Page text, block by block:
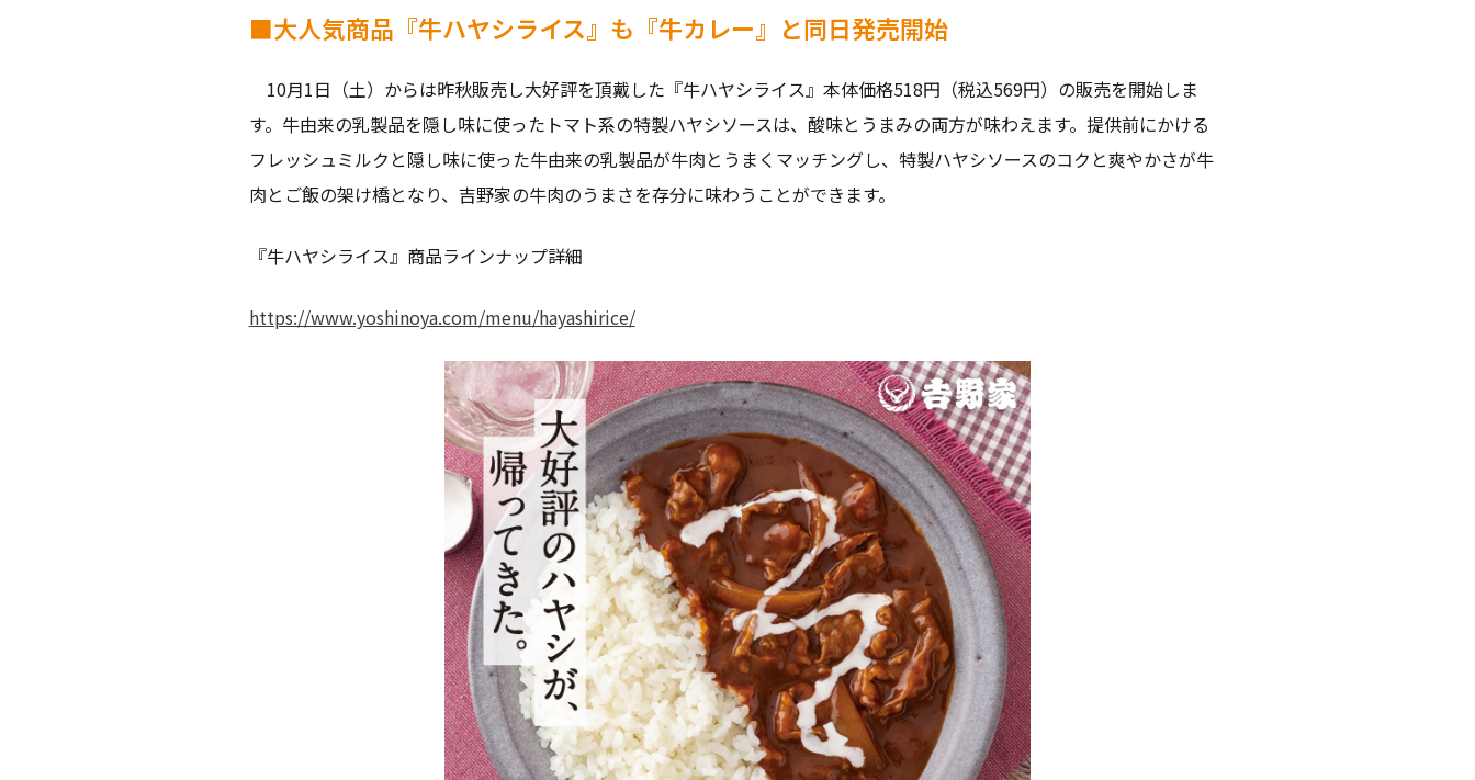
■大人気商品『牛ハヤシライス』も『牛カレー』と同日発売開始
10月1日（土）からは昨秋販売し大好評を頂戴した『牛ハヤシライス』本体価格518円（税込569円）の販売を開始しま
す。牛由来の乳製品を隠し味に使ったトマト系の特製ハヤシソースは、酸味とうまみの両方が味わえます。提供前にかける
フレッシュミルクと隠し味に使った牛由来の乳製品が牛肉とうまくマッチングし、特製ハヤシソースのコクと爽やかさが牛
肉とご飯の架け橋となり、吉野家の牛肉のうまさを存分に味わうことができます。
『牛ハヤシライス』商品ラインナップ詳細
https://www.yoshinoya.com/menu/hayashirice/